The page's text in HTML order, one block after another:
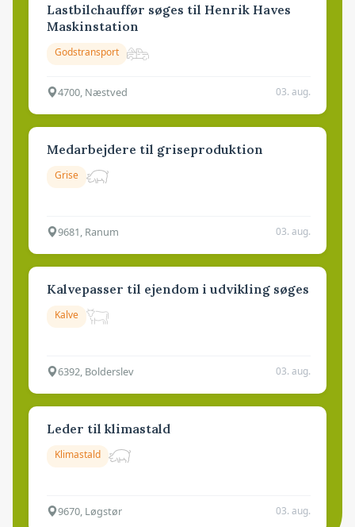
Lastbilchauffør søges til Henrik Haves
Maskinstation
Godstransport
4700, Næstved 03. aug.
Medarbejdere til griseproduktion
Grise
9681, Ranum 03. aug.
Kalvepasser til ejendom i udvikling søges
Kalve
6392, Bolderslev 03. aug.
Leder til klimastald
Klimastald
9670, Løgstør 03. aug.